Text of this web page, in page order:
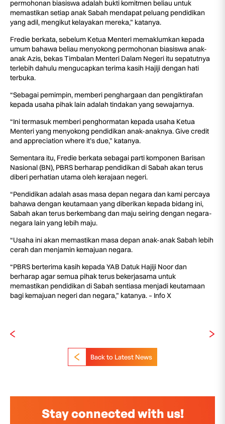
permohonan biasiswa adalah bukti komitmen beliau untuk
memastikan setiap anak Sabah mendapat peluang pendidikan
yang adil, mengikut kelayakan mereka,” katanya.
Fredie berkata, sebelum Ketua Menteri memaklumkan kepada
umum bahawa beliau menyokong permohonan biasiswa anak-
anak Azis, bekas Timbalan Menteri Dalam Negeri itu sepatutnya
terlebih dahulu mengucapkan terima kasih Hajiji dengan hati
terbuka.
“Sebagai pemimpin, memberi penghargaan dan pengiktirafan
kepada usaha pihak lain adalah tindakan yang sewajarnya.
“Ini termasuk memberi penghormatan kepada usaha Ketua
Menteri yang menyokong pendidikan anak-anaknya. Give credit
and appreciation where it’s due,” katanya.
Sementara itu, Fredie berkata sebagai parti komponen Barisan
Nasional (BN), PBRS berharap pendidikan di Sabah akan terus
diberi perhatian utama oleh kerajaan negeri.
“Pendidikan adalah asas masa depan negara dan kami percaya
bahawa dengan keutamaan yang diberikan kepada bidang ini,
Sabah akan terus berkembang dan maju seiring dengan negara-
negara lain yang lebih maju.
“Usaha ini akan memastikan masa depan anak-anak Sabah lebih
cerah dan menjamin kemajuan negara.
“PBRS berterima kasih kepada YAB Datuk Hajiji Noor dan
berharap agar semua pihak terus bekerjasama untuk
memastikan pendidikan di Sabah sentiasa menjadi keutamaan
bagi kemajuan negeri dan negara,” katanya. – Info X
Back to Latest News
Stay connected with us!